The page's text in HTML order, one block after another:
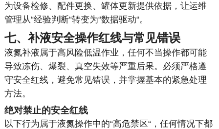
为设备检修、配件更换、罐体更新提供依据，让运维
管理从“经验判断“转变为“数据驱动“。
七、补液安全操作红线与常见错误
液氮补液属于高风险低温作业，任何不当操作都可能
导致冻伤、爆裂、真空失效等严重后果。必须严格遵
守安全红线，避免常见错误，并掌握基本的紧急处理
方法。
绝对禁止的安全红线
以下行为属于液氮操作中的“高危禁区“，任何情况下都